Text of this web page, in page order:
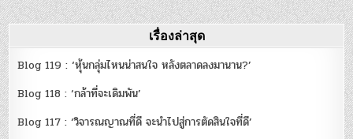
เรื่องล่าสุด
Blog 119 : ‘หุ้นกลุ่มไหนน่าสนใจ หลังตลาดลงมานาน?’
Blog 118 : ‘กล้าที่จะเดิมพัน’
Blog 117 : ‘วิจารณญาณที่ดี จะนำไปสู่การตัดสินใจที่ดี’